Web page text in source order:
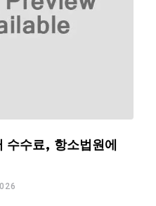
수수료, 항소법원에